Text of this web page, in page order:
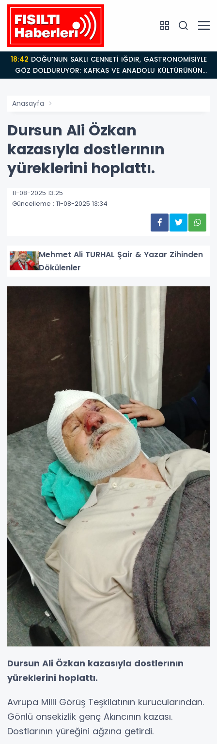
18:42
GÖZ DOLDURUYOR: KAFKAS VE ANADOLU KÜLTÜRÜNÜN
BULUŞMA NOKTASI
Anasayfa
Dursun Ali Özkan
kazasıyla dostlerının
yüreklerini hoplattı.
11-08-2025 13:25
Güncelleme : 11-08-2025 13:34
Mehmet Ali TURHAL Şair & Yazar Zihinden
Dökülenler
Dursun Ali Özkan kazasıyla dostlerının
yüreklerini hoplattı.
Avrupa Milli Görüş Teşkilatının kurucularından.
Gönlü onsekizlik genç Akıncının kazası.
Dostlarının yüreğini ağzına getirdi.